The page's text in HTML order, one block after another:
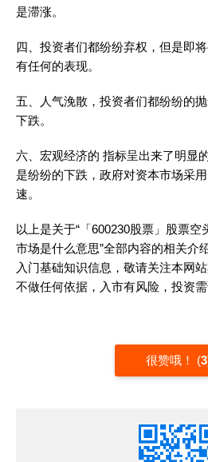
是滞涨。
四、投资者们都纷纷弃权，但是即
有任何的表现。
五、人气浼散，投资者们都纷纷的
下跌。
六、宏观经济的 指标呈出来了明显
是纷纷的下跌，政府对资本市场采
速。
以上是关于“「600230股票」股票
市场是什么意思”全部内容的相关介
入门基础知识信息，敬请关注本网
不做任何依据，入市有风险，投资需
很赞哦！ (3